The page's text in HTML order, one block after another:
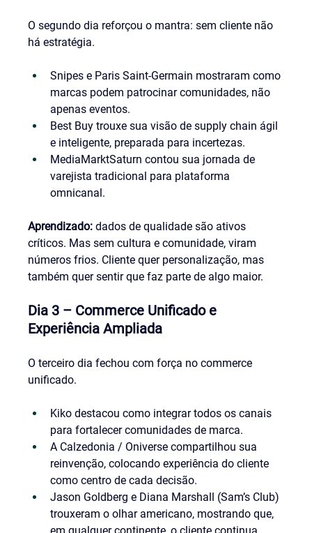
O segundo dia reforçou o mantra: sem cliente não
há estratégia.
Snipes e Paris Saint-Germain mostraram como
marcas podem patrocinar comunidades, não
apenas eventos.
Best Buy trouxe sua visão de supply chain ágil
e inteligente, preparada para incertezas.
MediaMarktSaturn contou sua jornada de
varejista tradicional para plataforma
omnicanal.
Aprendizado: dados de qualidade são ativos
críticos. Mas sem cultura e comunidade, viram
números frios. Cliente quer personalização, mas
também quer sentir que faz parte de algo maior.
Dia 3 – Commerce Unificado e
Experiência Ampliada
O terceiro dia fechou com força no commerce
unificado.
Kiko destacou como integrar todos os canais
para fortalecer comunidades de marca.
A Calzedonia / Oniverse compartilhou sua
reinvenção, colocando experiência do cliente
como centro de cada decisão.
Jason Goldberg e Diana Marshall (Sam’s Club)
trouxeram o olhar americano, mostrando que,
em qualquer continente, o cliente continua